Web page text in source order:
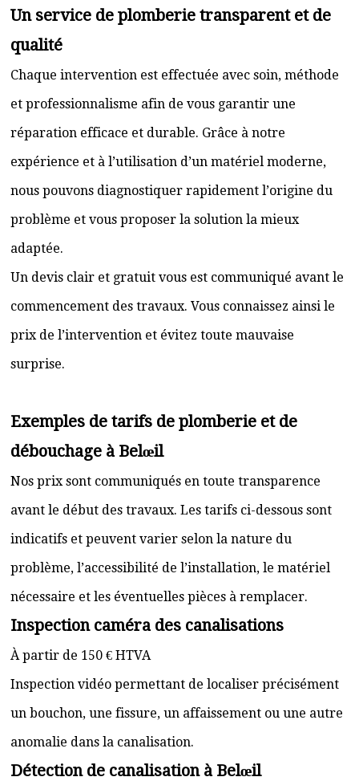
Un service de plomberie transparent et de
qualité
Chaque intervention est effectuée avec soin, méthode
et professionnalisme afin de vous garantir une
réparation efficace et durable. Grâce à notre
expérience et à l’utilisation d’un matériel moderne,
nous pouvons diagnostiquer rapidement l’origine du
problème et vous proposer la solution la mieux
adaptée.
Un devis clair et gratuit vous est communiqué avant le
commencement des travaux. Vous connaissez ainsi le
prix de l’intervention et évitez toute mauvaise
surprise.
Exemples de tarifs de plomberie et de
débouchage à Belœil
Nos prix sont communiqués en toute transparence
avant le début des travaux. Les tarifs ci-dessous sont
indicatifs et peuvent varier selon la nature du
problème, l’accessibilité de l’installation, le matériel
nécessaire et les éventuelles pièces à remplacer.
Inspection caméra des canalisations
À partir de 150 € HTVA
Inspection vidéo permettant de localiser précisément
un bouchon, une fissure, un affaissement ou une autre
anomalie dans la canalisation.
Détection de canalisation à Belœil